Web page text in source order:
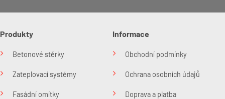
Produkty
Betonové stěrky
Zateplovací systémy
Fasádní omítky
Informace
Obchodní podmínky
Ochrana osobních údajů
Doprava a platba